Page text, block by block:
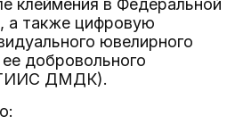
клеймения в Федеральной
а также цифровую
ювелирного
добровольного
ГИИС ДМДК).